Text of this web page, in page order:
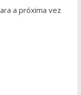
a próxima vez